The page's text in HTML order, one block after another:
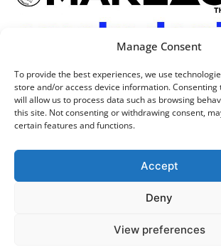
Manage Consent
To provide the best experiences, we use
store and/or access device information.
will allow us to process data such as browsing
this site. Not consenting or withdrawing consent,
certain features and functions.
Accept
Deny
View preferences
Προσωπικά Δεδομένα
Λογότυπος
Πανεπιστήμιο Θεσσαλονίκης